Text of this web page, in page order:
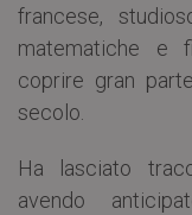
francese,
matematiche e
coprire gran
secolo.
Ha lasciato
avendo